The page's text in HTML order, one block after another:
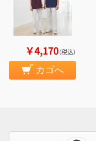
￥4,170（税込）
カゴへ